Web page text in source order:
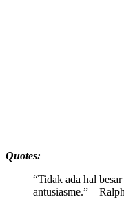
Quotes:
“Tidak ada hal
antusiasme.” –